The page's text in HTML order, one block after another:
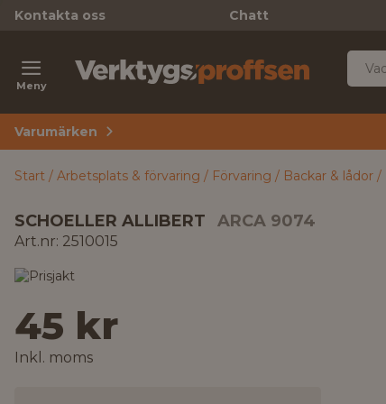
Kontakta oss Chatt
Meny
Varumärken
Start Arbetsplats & förvaring Förvaring Backar & lådor
SCHOELLER ALLIBERT ARCA 9074
Art.nr: 2510015
45 kr
Inkl. moms